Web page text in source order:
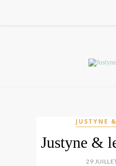
JUSTYNE
Justyne &
29